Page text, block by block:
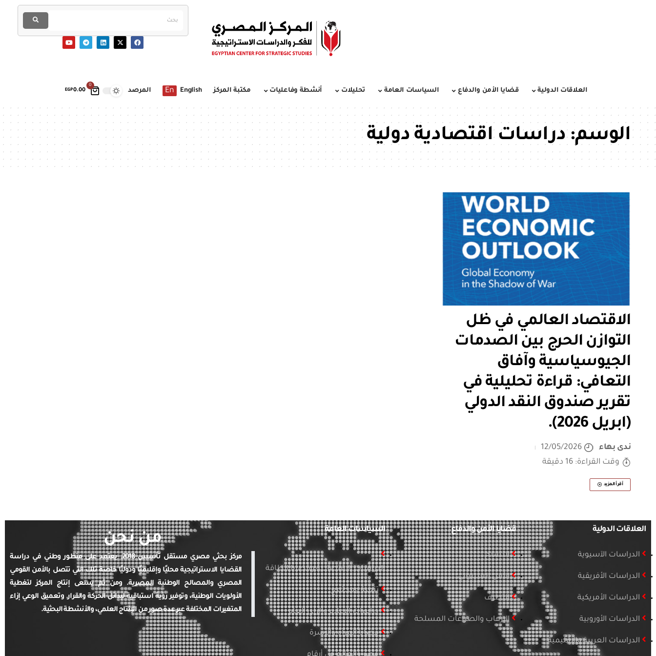
0
EGP0.00 العلاقات الدولية قضايا الأمن والدفاع السياسات العامة تحليلات أنشطة وفاعليات مكتبة المركز English
En المرصد
الوسم:دراسات اقتصادية دولية
الاقتصاد العالمي في ظل
التوازن الحرج بين الصدمات
الجيوسياسية وآفاق
التعافي: قراءة تحليلية في
تقرير صندوق النقد الدولي
(ابريل 2026).
ندى بهاء
12/05/2026
وقت القراءة: 16 دقيقة
أقرأ المزيد
العلاقات الدولية
الدراسات الآسيوية
الدراسات الأفريقية
الدراسات الأمريكية
الدراسات الأوروبية
الدراسات العربية والإقليمية
قضايا الأمن والدفاع
التسلح
الأمن السيبراني
التطرف
الإرهاب والصراعات المسلحة
السياسات العامة
الدراسات الاقتصادية وقضايا الطاقة
تنمية ومجتمع
دراسات الإعلام والرأي العام
قضايا المرأة والأسرة
من نحن
مركز بحثي مصري مستقل تأسس 2018. يعتمد على منظور وطني في دراسة
القضايا الاستراتيجية محليًا وإقليميًا ودوليًا خاصة تلك التي تتصل بالأمن القومي
المصري والمصالح الوطنية المصرية. ومن ثم يسعى إنتاج المركز لتغطية
الأولويات الوطنية، وتوفير رؤية استباقية لبدائل الحركة والقرار. وتعميق الوعي إزاء
المتغيرات المختلفة عبر عدة صور من الإنتاج العلمي، والأنشطة البحثية.